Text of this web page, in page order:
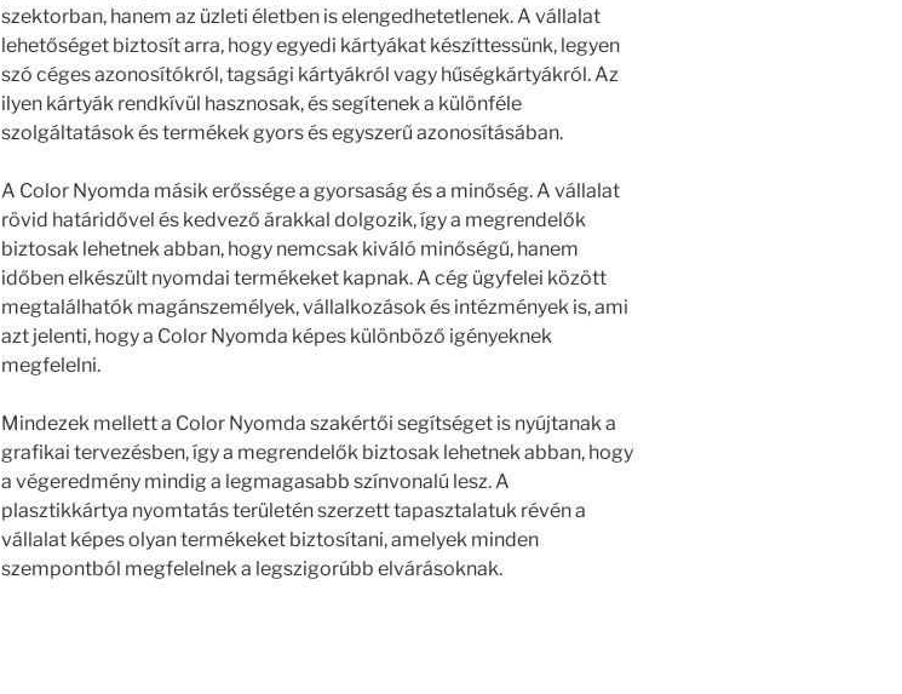
szektorban, hanem az üzleti életben is elengedhetetlenek. A vállalat
lehetőséget biztosít arra, hogy egyedi kártyákat készíttessünk, legyen
szó céges azonosítókról, tagsági kártyákról vagy hűségkártyákról. Az
ilyen kártyák rendkívül hasznosak, és segítenek a különféle
szolgáltatások és termékek gyors és egyszerű azonosításában.
A Color Nyomda másik erőssége a gyorsaság és a minőség. A vállalat
rövid határidővel és kedvező árakkal dolgozik, így a megrendelők
biztosak lehetnek abban, hogy nemcsak kiváló minőségű, hanem
időben elkészült nyomdai termékeket kapnak. A cég ügyfelei között
megtalálhatók magánszemélyek, vállalkozások és intézmények is, ami
azt jelenti, hogy a Color Nyomda képes különböző igényeknek
megfelelni.
Mindezek mellett a Color Nyomda szakértői segítséget is nyújtanak a
grafikai tervezésben, így a megrendelők biztosak lehetnek abban, hogy
a végeredmény mindig a legmagasabb színvonalú lesz. A
plasztikkártya nyomtatás területén szerzett tapasztalatuk révén a
vállalat képes olyan termékeket biztosítani, amelyek minden
szempontból megfelelnek a legszigorúbb elvárásoknak.